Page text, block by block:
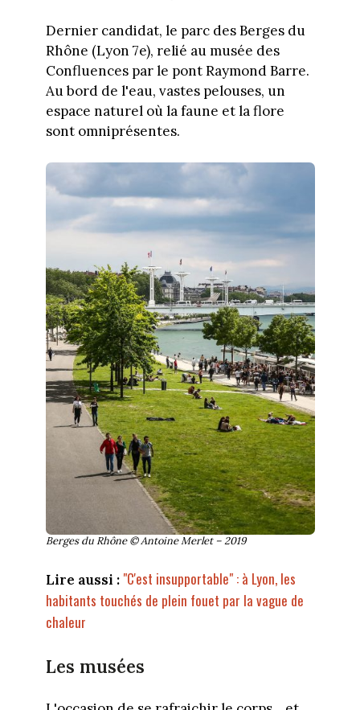
Dernier candidat, le parc des Berges du
Rhône (Lyon 7e), relié au musée des
Confluences par le pont Raymond Barre.
Au bord de l'eau, vastes pelouses, un
espace naturel où la faune et la flore
sont omniprésentes.
Berges du Rhône © Antoine Merlet – 2019
Lire aussi : "C'est insupportable" : à Lyon, les
habitants touchés de plein fouet par la vague de
chaleur
Les musées